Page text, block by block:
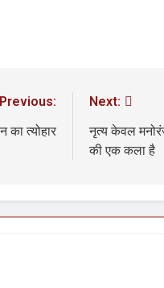
Previous:
का त्योहार
Next:
नृत्य केवल
की एक कला है